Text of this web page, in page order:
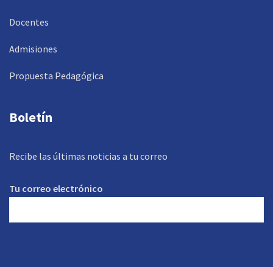
Docentes
Admisiones
Propuesta Pedagógica
Boletín
Recibe las últimas noticias a tu correo
Tu correo electrónico